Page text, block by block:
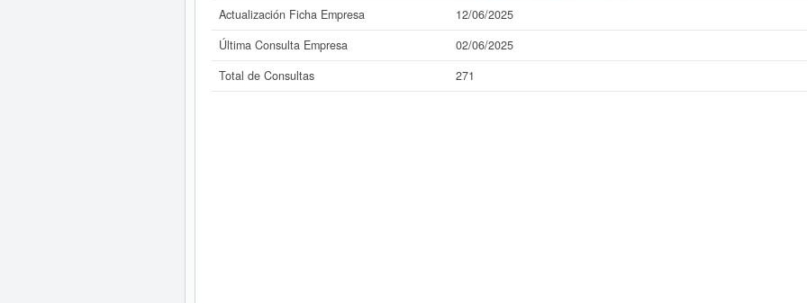
Actualización Ficha Empresa
12/06/2025
Última Consulta Empresa
02/06/2025
Total de Consultas
271